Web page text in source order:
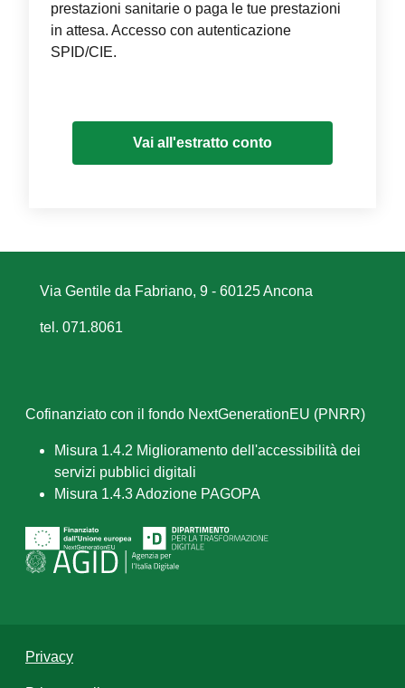
prestazioni sanitarie o paga le tue prestazioni
in attesa. Accesso con autenticazione
SPID/CIE.
Vai all'estratto conto
Via Gentile da Fabriano, 9 - 60125 Ancona
tel. 071.8061
Cofinanziato con il fondo NextGenerationEU (PNRR)
Misura 1.4.2 Miglioramento dell'accessibilità dei
servizi pubblici digitali
Misura 1.4.3 Adozione PAGOPA
Privacy